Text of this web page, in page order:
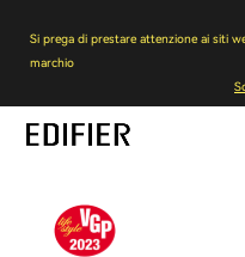
Si prega di prestare attenzione ai siti
marchio